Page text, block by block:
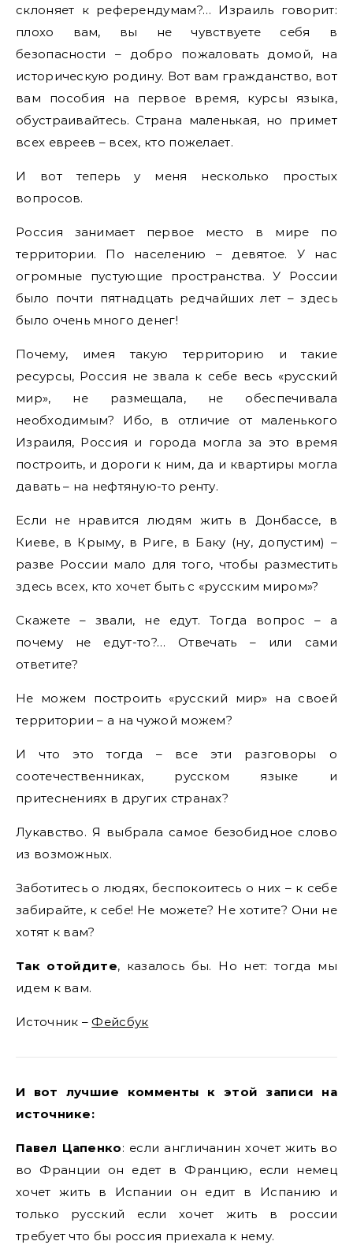
склоняет к референдумам?… Израиль говорит:
плохо вам, вы не чувствуете себя в
безопасности – добро пожаловать домой, на
историческую родину. Вот вам гражданство, вот
вам пособия на первое время, курсы языка,
обустраивайтесь. Страна маленькая, но примет
всех евреев – всех, кто пожелает.
И вот теперь у меня несколько простых
вопросов.
Россия занимает первое место в мире по
территории. По населению – девятое. У нас
огромные пустующие пространства. У России
было почти пятнадцать редчайших лет – здесь
было очень много денег!
Почему, имея такую территорию и такие
ресурсы, Россия не звала к себе весь «русский
мир», не размещала, не обеспечивала
необходимым? Ибо, в отличие от маленького
Израиля, Россия и города могла за это время
построить, и дороги к ним, да и квартиры могла
давать – на нефтяную-то ренту.
Если не нравится людям жить в Донбассе, в
Киеве, в Крыму, в Риге, в Баку (ну, допустим) –
разве России мало для того, чтобы разместить
здесь всех, кто хочет быть с «русским миром»?
Скажете – звали, не едут. Тогда вопрос – а
почему не едут-то?… Отвечать – или сами
ответите?
Не можем построить «русский мир» на своей
территории – а на чужой можем?
И что это тогда – все эти разговоры о
соотечественниках, русском языке и
притеснениях в других странах?
Лукавство. Я выбрала самое безобидное слово
из возможных.
Заботитесь о людях, беспокоитесь о них – к себе
забирайте, к себе! Не можете? Не хотите? Они не
хотят к вам?
Так отойдите, казалось бы. Но нет: тогда мы
идем к вам.
Источник – Фейсбук
И вот лучшие комменты к этой записи на
источнике:
Павел Цапенко: если англичанин хочет жить во
во Франции он едет в Францию, если немец
хочет жить в Испании он едит в Испанию и
только русский если хочет жить в россии
требует что бы россия приехала к нему.